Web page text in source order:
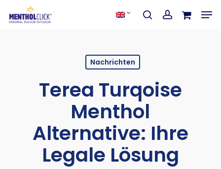
searchaccount
Cart Close
Nachrichten
Terea Turqoise
Menthol
Alternative: Ihre
Legale Lösung